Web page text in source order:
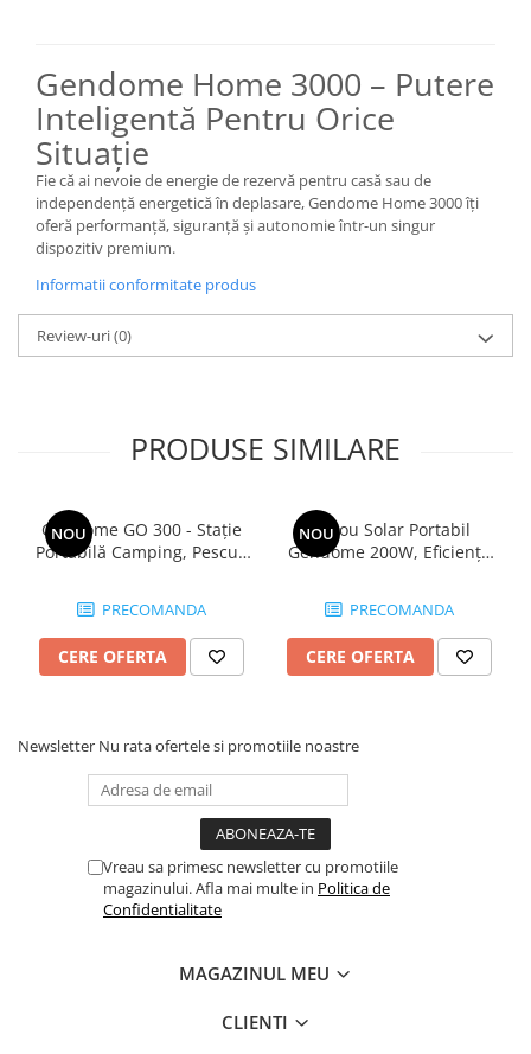
Gendome Home 3000 – Putere
Inteligentă Pentru Orice
Situație
Fie că ai nevoie de energie de rezervă pentru casă sau de
independență energetică în deplasare, Gendome Home 3000 îți
oferă performanță, siguranță și autonomie într-un singur
dispozitiv premium.
Informatii conformitate produs
Review-uri(0)
PRODUSE SIMILARE
NOU
Gendome GO 300 - Stație
Portabilă Camping, Pescuit
Încărcare Solară 200W, Wi-
Fi & Bluetooth, 6 Porturi și
Putere Surge 600W
PRECOMANDA
CERE OFERTA
NOU
Panou Solar Portabil
Gendome 200W, Eficiență
IP68, Compatibil cu stații de
energie, Ideal pentru
camping, RV și utilizare off-
PRECOMANDA
CERE OFERTA
Newsletter Nu rata ofertele si promotiile noastre
Vreau sa primesc newsletter cu promotiile
magazinului. Afla mai multe in Politica de
Confidentialitate
MAGAZINUL MEU
CLIENTI